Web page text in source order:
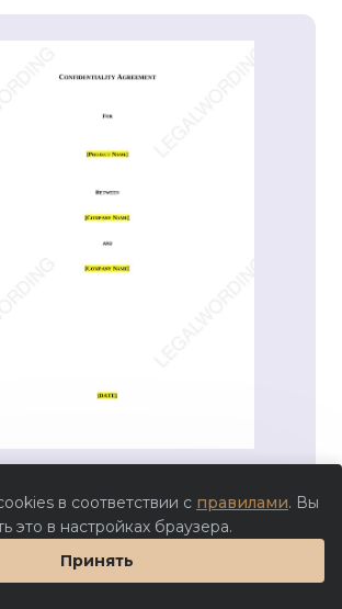
в соответствии с правилами. Вы
это в настройках браузера.
Принять